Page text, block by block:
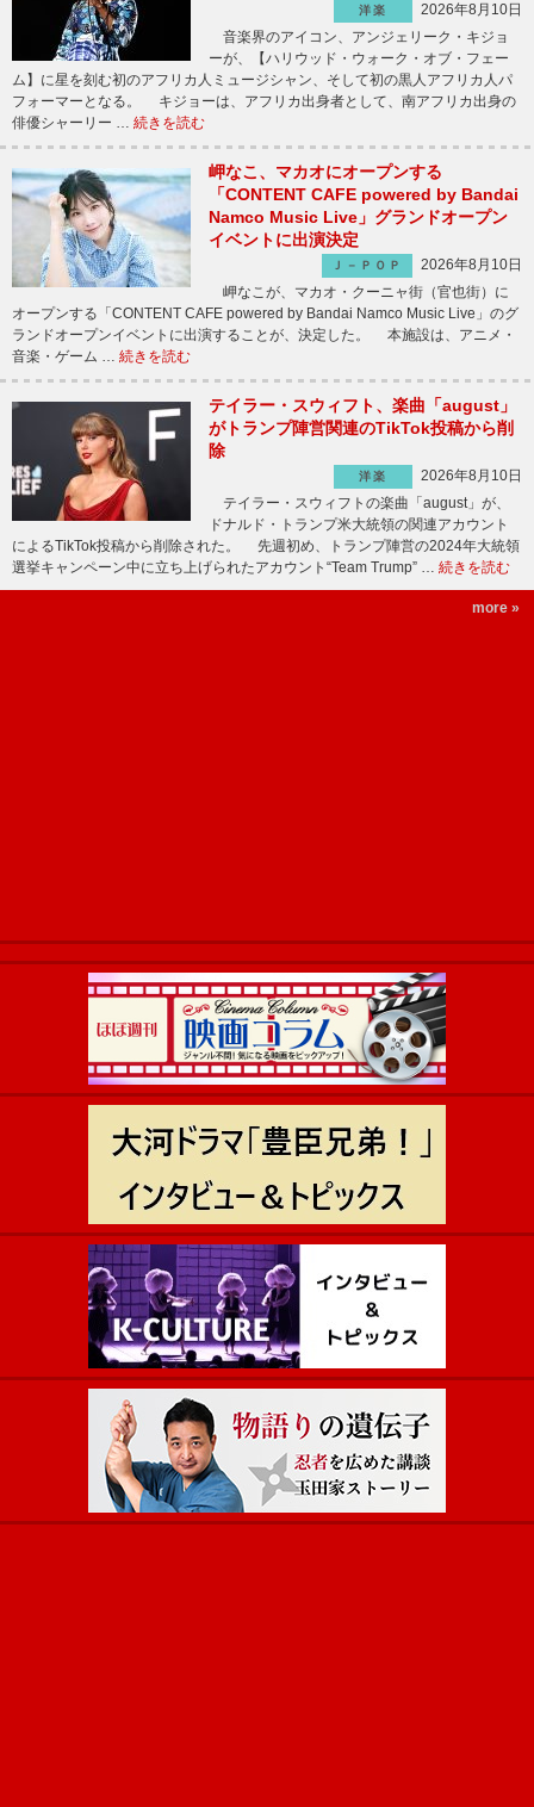
洋楽
2026年8月10日
音楽界のアイコン、アンジェリーク・キジョ
ーが、【ハリウッド・ウォーク・オブ・フェー
ム】に星を刻む初のアフリカ人ミュージシャン、そして初の黒人アフリカ人パ
フォーマーとなる。 キジョーは、アフリカ出身者として、南アフリカ出身の
俳優シャーリー … 続きを読む
岬なこ、マカオにオープンする
「CONTENT CAFE powered by Bandai
Namco Music Live」グランドオープン
イベントに出演決定
Ｊ－ＰＯＰ
2026年8月10日
岬なこが、マカオ・クーニャ街（官也街）に
オープンする「CONTENT CAFE powered by Bandai Namco Music Live」のグ
ランドオープンイベントに出演することが、決定した。 本施設は、アニメ・
音楽・ゲーム … 続きを読む
テイラー・スウィフト、楽曲「august」
がトランプ陣営関連のTikTok投稿から削
除
洋楽
2026年8月10日
テイラー・スウィフトの楽曲「august」が、
ドナルド・トランプ米大統領の関連アカウント
によるTikTok投稿から削除された。 先週初め、トランプ陣営の2024年大統領
選挙キャンペーン中に立ち上げられたアカウント“Team Trump” … 続きを読む
more »